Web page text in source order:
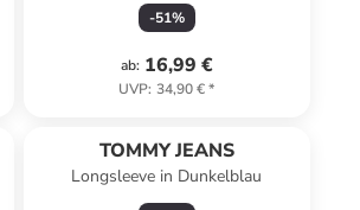
-51%
ab: 16,99 €
UVP: 34,90 €*
TOMMY JEANS
Longsleeve in Dunkelblau